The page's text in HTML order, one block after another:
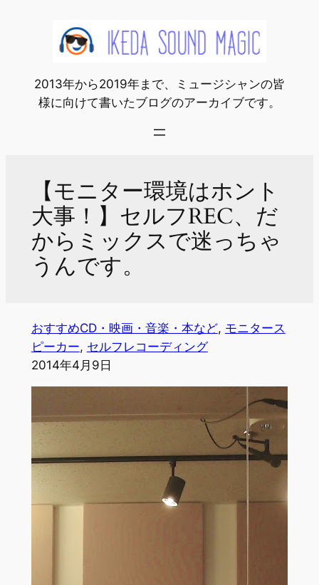
2013年から2019年まで、ミュージシャンの皆
様に向けて書いたブログのアーカイブです。
【モニター環境はホント
大事！】セルフREC、だ
からミックスで迷っちゃ
うんです。
おすすめCD・映画・音楽・本など, モニタース
ピーカー, セルフレコーディング
2014年4月9日